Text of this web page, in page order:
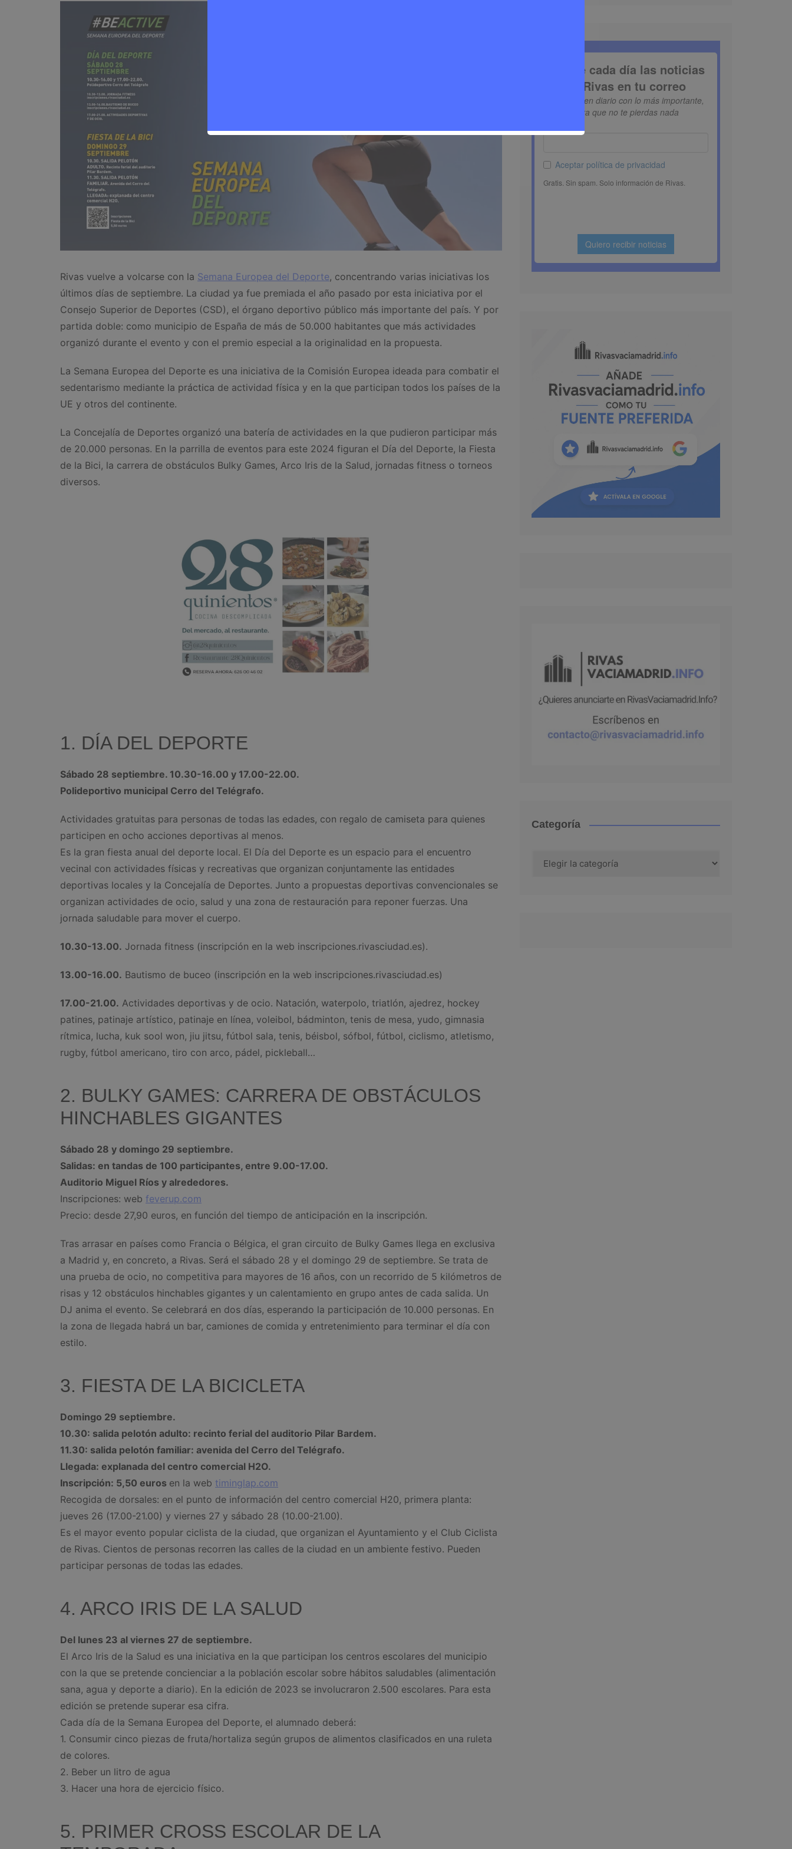
Rivas vuelve a volcarse con la Semana Europea del Deporte, concentrando varias iniciativas los
últimos días de septiembre. La ciudad ya fue premiada el año pasado por esta iniciativa por el
Consejo Superior de Deportes (CSD), el órgano deportivo público más importante del país. Y por
partida doble: como municipio de España de más de 50.000 habitantes que más actividades
organizó durante el evento y con el premio especial a la originalidad en la propuesta.
La Semana Europea del Deporte es una iniciativa de la Comisión Europea ideada para combatir el
sedentarismo mediante la práctica de actividad física y en la que participan todos los países de la
UE y otros del continente.
La Concejalía de Deportes organizó una batería de actividades en la que pudieron participar más
de 20.000 personas. En la parrilla de eventos para este 2024 figuran el Día del Deporte, la Fiesta
de la Bici, la carrera de obstáculos Bulky Games, Arco Iris de la Salud, jornadas fitness o torneos
diversos.
1. DÍA DEL DEPORTE
Sábado 28 septiembre. 10.30-16.00 y 17.00-22.00.
Polideportivo municipal Cerro del Telégrafo.
Actividades gratuitas para personas de todas las edades, con regalo de camiseta para quienes
participen en ocho acciones deportivas al menos.
Es la gran fiesta anual del deporte local. El Día del Deporte es un espacio para el encuentro
vecinal con actividades físicas y recreativas que organizan conjuntamente las entidades
deportivas locales y la Concejalía de Deportes. Junto a propuestas deportivas convencionales se
organizan actividades de ocio, salud y una zona de restauración para reponer fuerzas. Una
jornada saludable para mover el cuerpo.
10.30-13.00. Jornada fitness (inscripción en la web inscripciones.rivasciudad.es).
13.00-16.00. Bautismo de buceo (inscripción en la web inscripciones.rivasciudad.es)
17.00-21.00. Actividades deportivas y de ocio. Natación, waterpolo, triatlón, ajedrez, hockey
patines, patinaje artístico, patinaje en línea, voleibol, bádminton, tenis de mesa, yudo, gimnasia
rítmica, lucha, kuk sool won, jiu jitsu, fútbol sala, tenis, béisbol, sófbol, fútbol, ciclismo, atletismo,
rugby, fútbol americano, tiro con arco, pádel, pickleball…
2. BULKY GAMES: CARRERA DE OBSTÁCULOS
HINCHABLES GIGANTES
Sábado 28 y domingo 29 septiembre.
Salidas: en tandas de 100 participantes, entre 9.00-17.00.
Auditorio Miguel Ríos y alrededores.
Inscripciones: web feverup.com
Precio: desde 27,90 euros, en función del tiempo de anticipación en la inscripción.
Tras arrasar en países como Francia o Bélgica, el gran circuito de Bulky Games llega en exclusiva
a Madrid y, en concreto, a Rivas. Será el sábado 28 y el domingo 29 de septiembre. Se trata de
una prueba de ocio, no competitiva para mayores de 16 años, con un recorrido de 5 kilómetros de
risas y 12 obstáculos hinchables gigantes y un calentamiento en grupo antes de cada salida. Un
DJ anima el evento. Se celebrará en dos días, esperando la participación de 10.000 personas. En
la zona de llegada habrá un bar, camiones de comida y entretenimiento para terminar el día con
estilo.
3. FIESTA DE LA BICICLETA
Domingo 29 septiembre.
10.30: salida pelotón adulto: recinto ferial del auditorio Pilar Bardem.
11.30: salida pelotón familiar: avenida del Cerro del Telégrafo.
Llegada: explanada del centro comercial H2O.
Inscripción: 5,50 euros en la web timinglap.com
Recogida de dorsales: en el punto de información del centro comercial H20, primera planta:
jueves 26 (17.00-21.00) y viernes 27 y sábado 28 (10.00-21.00).
Es el mayor evento popular ciclista de la ciudad, que organizan el Ayuntamiento y el Club Ciclista
de Rivas. Cientos de personas recorren las calles de la ciudad en un ambiente festivo. Pueden
participar personas de todas las edades.
4. ARCO IRIS DE LA SALUD
Del lunes 23 al viernes 27 de septiembre.
El Arco Iris de la Salud es una iniciativa en la que participan los centros escolares del municipio
con la que se pretende concienciar a la población escolar sobre hábitos saludables (alimentación
sana, agua y deporte a diario). En la edición de 2023 se involucraron 2.500 escolares. Para esta
edición se pretende superar esa cifra.
Cada día de la Semana Europea del Deporte, el alumnado deberá:
1. Consumir cinco piezas de fruta/hortaliza según grupos de alimentos clasificados en una ruleta
de colores.
2. Beber un litro de agua
3. Hacer una hora de ejercicio físico.
5. PRIMER CROSS ESCOLAR DE LA
Categoría